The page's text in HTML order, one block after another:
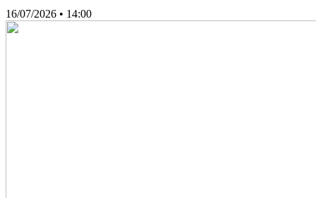
16/07/2026 • 14:00